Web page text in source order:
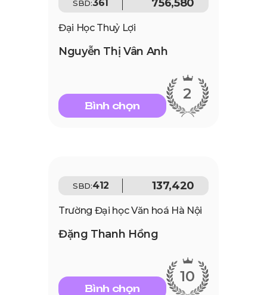
SBD:361 756,580
Đại Học Thuỷ Lợi
Nguyễn Thị Vân Anh
Bình chọn
2
SBD:412 137,420
Trường Đại học Văn hoá Hà Nội
Đặng Thanh Hồng
Bình chọn
10